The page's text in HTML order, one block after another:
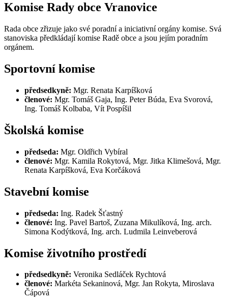
Komise Rady obce Vranovice
Rada obce zřizuje jako své poradní a iniciativní orgány komise. Svá
stanoviska předkládají komise Radě obce a jsou jejím poradním
orgánem.
Sportovní komise
předsedkyně: Mgr. Renata Karpíšková
členové: Mgr. Tomáš Gaja, Ing. Peter Búda, Eva Svorová,
Ing. Tomáš Kolbaba, Vít Pospíšil
Školská komise
předseda: Mgr. Oldřich Vybíral
členové: Mgr. Kamila Rokytová, Mgr. Jitka Klimešová, Mgr.
Renata Karpíšková, Eva Korčáková
Stavební komise
předseda: Ing. Radek Šťastný
členové: Ing. Pavel Bartoš, Zuzana Mikulíková, Ing. arch.
Simona Kodýtková, Ing. arch. Ludmila Leinveberová
Komise životního prostředí
předsedkyně: Veronika Sedláček Rychtová
členové: Markéta Sekaninová, Mgr. Jan Rokyta, Miroslava
Čápová